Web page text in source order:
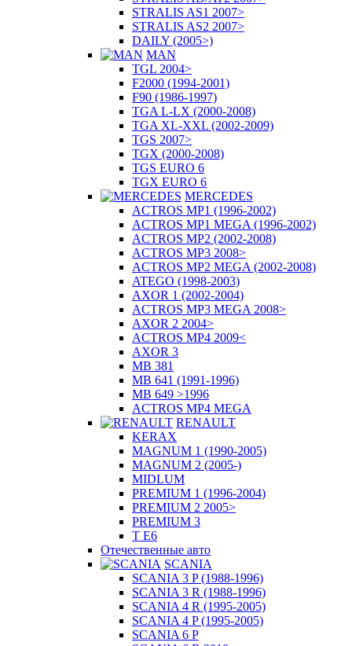
STRALIS AS1 2007>
STRALIS AS2 2007>
DAILY (2005>)
MAN
TGL 2004>
F2000 (1994-2001)
F90 (1986-1997)
TGA L-LX (2000-2008)
TGA XL-XXL (2002-2009)
TGS 2007>
TGX (2000-2008)
TGS EURO 6
TGX EURO 6
MERCEDES
ACTROS MP1 (1996-2002)
ACTROS MP1 MEGA (1996-2002)
ACTROS MP2 (2002-2008)
ACTROS MP3 2008>
ACTROS MP2 MEGA (2002-2008)
ATEGO (1998-2003)
AXOR 1 (2002-2004)
ACTROS MP3 MEGA 2008>
AXOR 2 2004>
ACTROS MP4 2009<
AXOR 3
MB 381
MB 641 (1991-1996)
MB 649 >1996
ACTROS MP4 MEGA
RENAULT
KERAX
MAGNUM 1 (1990-2005)
MAGNUM 2 (2005-)
MIDLUM
PREMIUM 1 (1996-2004)
PREMIUM 2 2005>
PREMIUM 3
T E6
Отечественные авто
SCANIA
SCANIA 3 P (1988-1996)
SCANIA 3 R (1988-1996)
SCANIA 4 R (1995-2005)
SCANIA 4 P (1995-2005)
SCANIA 6 P